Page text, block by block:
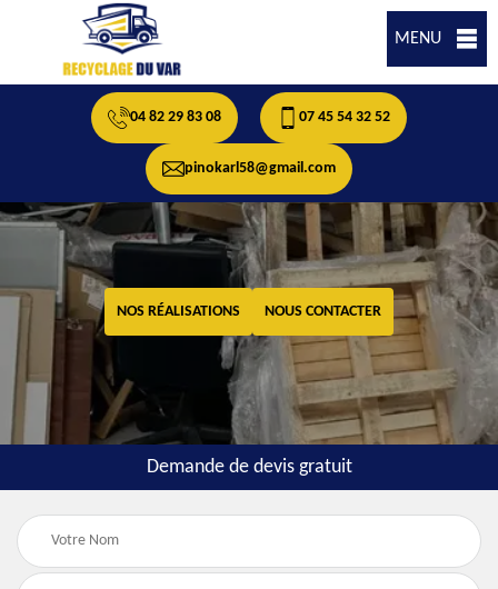
MENU
04 82 29 83 08 07 45 54 32 52
pinokarl58@gmail.com
NOS RÉALISATIONS NOUS CONTACTER
Demande de devis gratuit